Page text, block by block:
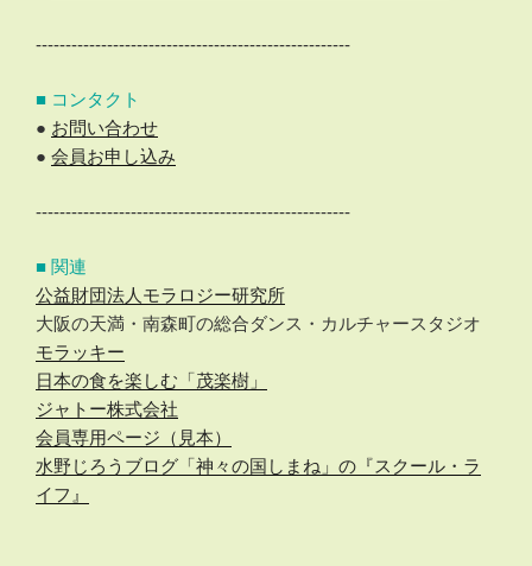
-----------------------------------------------------
■ コンタクト
● お問い合わせ
● 会員お申し込み
-----------------------------------------------------
■ 関連
公益財団法人モラロジー研究所
大阪の天満・南森町の総合ダンス・カルチャースタジオ
モラッキー
日本の食を楽しむ「茂楽樹」
ジャトー株式会社
会員専用ページ（見本）
水野じろうブログ「神々の国しまね」の『スクール・ラ
イフ』